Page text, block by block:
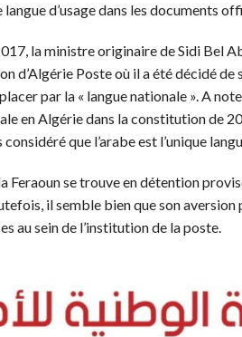
langue d’usage dans les documents
la ministre originaire de Sidi Bel
d’Algérie Poste où il a été décidé de
par la « langue nationale ». A
en Algérie dans la constitution de
que l’arabe est l’unique
Feraoun se trouve en détention
il semble bien que son
au sein de l’institution de la poste.